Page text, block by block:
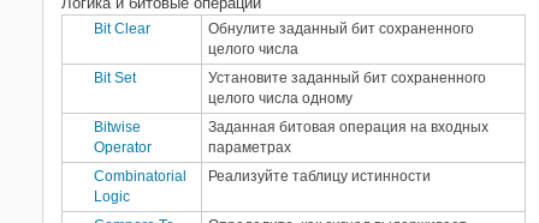
Bit Clear
Обнулите заданный бит сохраненного
целого числа
Bit Set
Установите заданный бит сохраненного
целого числа одному
Bitwise
Operator
Заданная битовая операция на входных
параметрах
Combinatorial
Logic
Реализуйте таблицу истинности